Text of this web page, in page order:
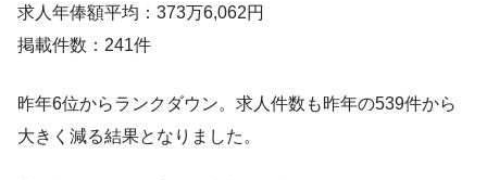
求人年俸額平均：373万6,062円
掲載件数：241件
昨年6位からランクダウン。求人件数も昨年の539件から
大きく減る結果となりました。